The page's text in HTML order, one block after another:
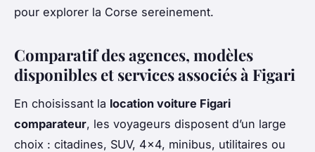
pour explorer la Corse sereinement.
Comparatif des agences, modèles
disponibles et services associés à Figari
En choisissant la location voiture Figari
comparateur, les voyageurs disposent d’un large
choix : citadines, SUV, 4x4, minibus, utilitaires ou